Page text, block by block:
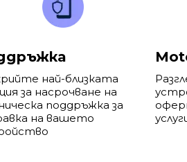
най-близката
за насрочване на
поддръжка за
на вашето